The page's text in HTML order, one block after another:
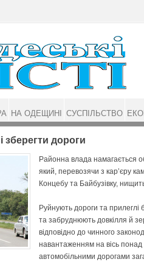
дороги
Районна влада намагається
який, перевозячи з кар’єру
Концебу та Байбузівку,
Руйнують дороги та
та забруднюють довкілля й
відповідно до чинного
навантаженням на вісь
автомобільними дорогами
НА ОДЕЩИНІ СУСПІЛЬСТВО